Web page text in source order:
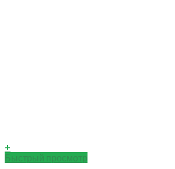
+
Быстрый просмотр